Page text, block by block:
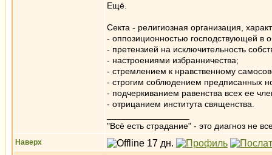
Ещё.
Секта - религиозная организация,
- оппозиционностью господствующей в
- претензией на исключительность
- настроениями избранничества;
- стремлением к нравственному
- строгим соблюдением предписанных
- подчеркиванием равенства всех ее
- отрицанием института священства.
"Всё есть страдание" - это диагноз не
Наверх